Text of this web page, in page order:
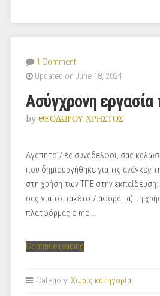
ΣΗΜΑΣΙΑ
ΤΗΣ
ΣΤΗΝ
1 Comment
Updated on June 18, 2024
Ασύγχρονη εργασία
by ΘΕΟΔΩΡΟΥ ΧΡΗΣΤΟΣ
Αγαπητοί/ ές συνάδελφοι, σας
που δημιουργήθηκε για τις ανάγκες
στη χρήση των ΤΠΕ στην
σας για το πακέτο 7 αφορά: α) τη
πλατφόρμας e-me …
Continue reading“Ασύγχρονη
πακέτου
Category: Χωρίς κατηγορία